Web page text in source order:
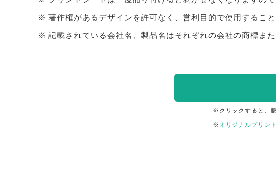
著作権があるデザインを許可なく、営利目的で使用するこ
記載されている会社名、製品名はそれぞれの会社の商標また
※クリックすると、
※ オリジナルプリン